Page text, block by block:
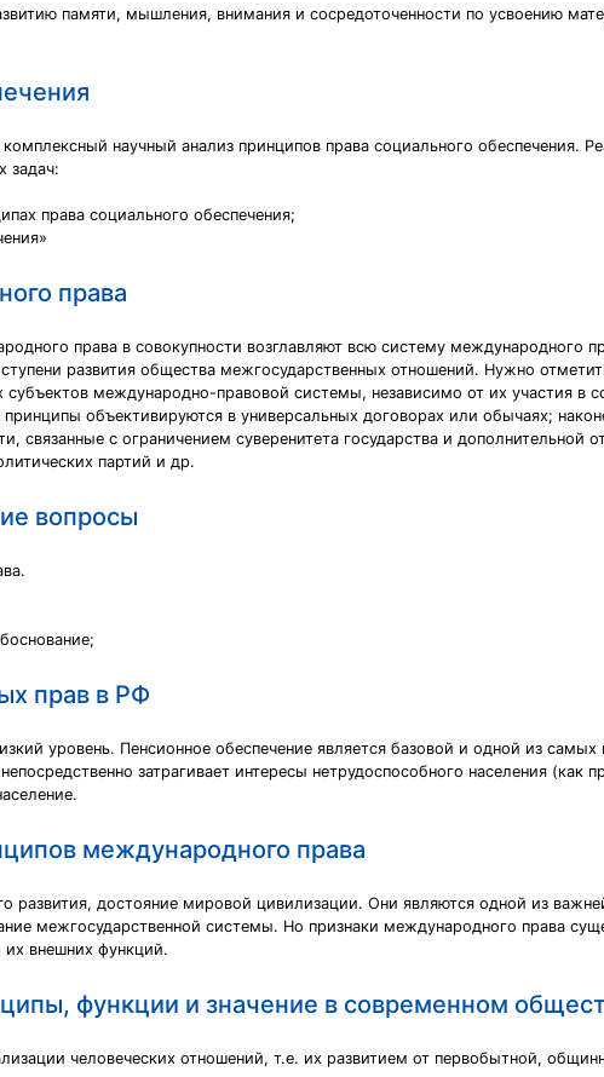
памяти, мышления, внимания и сосредоточенности по усвоению
научный анализ принципов права социального обеспечения.
задач:
права социального обеспечения;
права
права в совокупности возглавляют всю систему международного
развития общества межгосударственных отношений. Нужно
международно-правовой системы, независимо от их участия в
объективируются в универсальных договорах или обычаях;
с ограничением суверенитета государства и дополнительной
партий и др.
вопросы
прав в РФ
уровень. Пенсионное обеспечение является базовой и одной из
затрагивает интересы нетрудоспособного населения (как
международного права
развития, достояние мировой цивилизации. Они являются одной из
межгосударственной системы. Но признаки международного права
внешних функций.
функции и значение в современном
человеческих отношений, т.е. их развитием от первобытной,